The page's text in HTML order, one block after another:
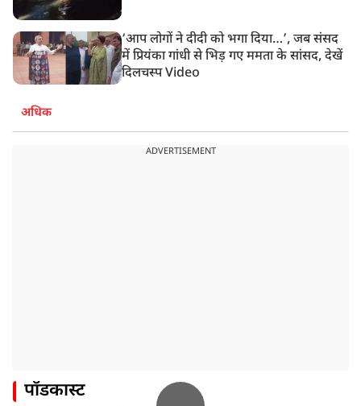
‘आप लोगों ने दीदी को भगा दिया…’, जब संसद
में प्रियंका गांधी से भिड़ गए ममता के सांसद, देखें
दिलचस्प Video
अधिक
ADVERTISEMENT
पॉडकास्ट